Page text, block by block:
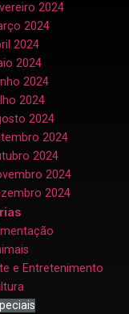
2024
2024
2024
2024
2024
2024
2024
2024
2024
2024
2024
e Entretenimento